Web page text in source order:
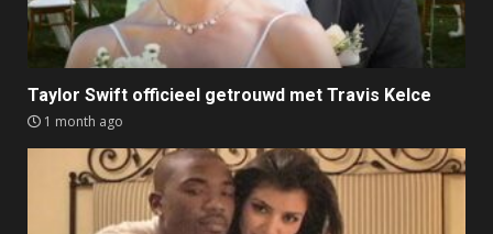
Taylor Swift officieel getrouwd met Travis Kelce
1 month ago